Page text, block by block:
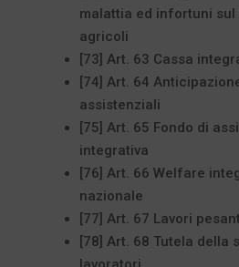
malattia ed infortuni sul
agricoli
[73] Art. 63 Cassa
[74] Art. 64
assistenziali
[75] Art. 65 Fondo di
integrativa
[76] Art. 66 Welfare
nazionale
[77] Art. 67 Lavori
[78] Art. 68 Tutela della